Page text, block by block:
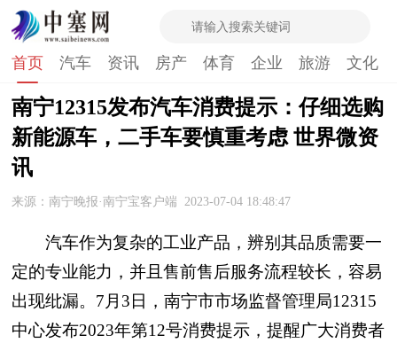
首页 汽车 资讯 房产 体育 企业 旅游 文化
南宁12315发布汽车消费提示：仔细选购
新能源车，二手车要慎重考虑 世界微资
讯
来源：南宁晚报·南宁宝客户端 2023-07-04 18:48:47
汽车作为复杂的工业产品，辨别其品质需要一
定的专业能力，并且售前售后服务流程较长，容易
出现纰漏。7月3日，南宁市市场监督管理局12315
中心发布2023年第12号消费提示，提醒广大消费者